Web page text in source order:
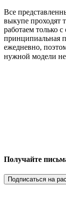
Все
выкупе проходят
работаем только
принципиальная
ежедневно,
нужной модели не
Получайте
Подписаться на